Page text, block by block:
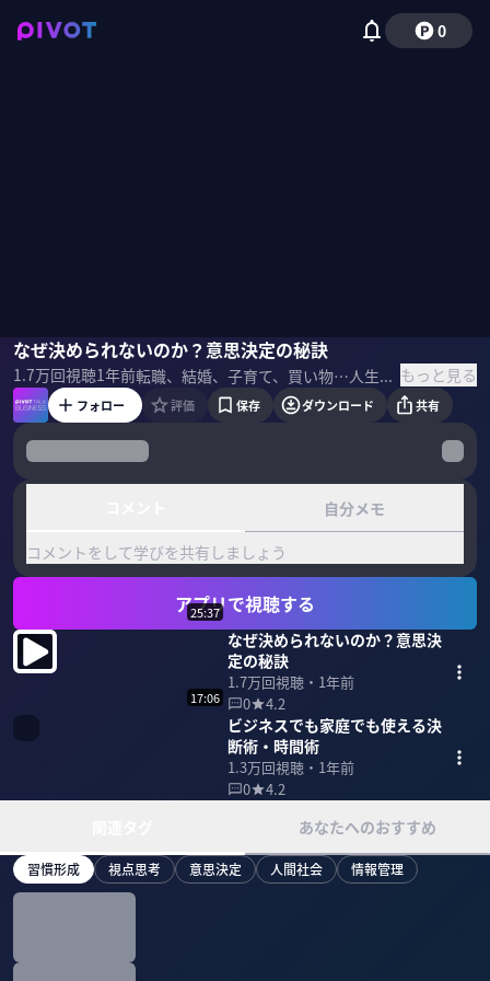
0
なぜ決められないのか？意思決定の秘訣
1.7万回視聴1年前 転職、結婚、子育て、買い物…人生は決断の連続。なぜ私たちは「決められない」のか？臨床心理士・中島美鈴が、私たちが決断できない5つのタイプを解説。さらに、独自の意思決定術「もじせか」を活用し、ビジネスでも家庭でも役立つ具体的な決断術を伝授する。決断力を格段に向上させるため、明日から実践できる具体的な方法を解説。 ＜ゲスト＞ 中島美鈴｜臨床心理士 1978年福岡県生まれ、公認心理師。心理学博士(九州大学)。中島心理相談所所長。専門は時間管理とADHDの認知行動療法。時間管理の専門家として本の執筆、テレビ出演、コラム連載、セミナー講師など多方面で活躍。 ＜参考書籍＞ 『マンガで挑戦 とっちらかった頭の中を整理して決められる人になる』 もっと見る
中島美鈴小手森千紗
フォロー 評価 保存 ダウンロード 共有
自分メモ
コメントをして学びを共有しましょう
アプリで視聴する
25:37
なぜ決められないのか？意思決
定の秘訣
1.7万回視聴・ 1年前
0
4.2
17:06
ビジネスでも家庭でも使える決
断術・時間術
1.3万回視聴・ 1年前
0
4.2
あなたへのおすすめ
習慣形成 視点思考 意思決定 人間社会 情報管理